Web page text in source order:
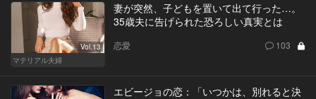
Vol.13
マテリアル夫婦
妻が突然、子どもを置いて出て行った…。
35歳夫に告げられた恐ろしい真実とは
恋愛 103
エビージョの恋：「いつかは、別れると決